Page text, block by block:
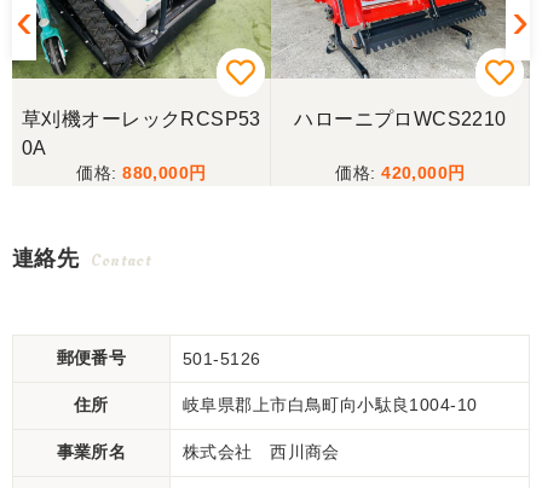
草刈機オーレックRCSP53
0A
880,000
ハローニプロWCS2210
420,000
連絡先 Contact
郵便番号 501-5126
住所 岐阜県郡上市白鳥町向小駄良1004-10
事業所名 株式会社 西川商会